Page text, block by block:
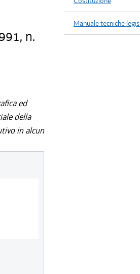
n.
ed
della
in alcun
Manuale tecniche